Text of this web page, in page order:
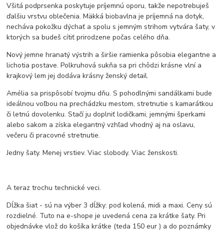
Všitá podprsenka poskytuje príjemnú oporu, takže nepotrebuješ
ďalšiu vrstvu oblečenia. Mäkká biobavlna je príjemná na dotyk,
necháva pokožku dýchať a spolu s jemným strihom vytvára šaty, v
ktorých sa budeš cítiť prirodzene počas celého dňa.
Nový jemne hranatý výstrih a širšie ramienka pôsobia elegantne a
lichotia postave. Polkruhová sukňa sa pri chôdzi krásne vlní a
krajkový lem jej dodáva krásny ženský detail.
Amélia sa prispôsobí tvojmu dňu. S pohodlnými sandálkami bude
ideálnou voľbou na prechádzku mestom, stretnutie s kamarátkou
či letnú dovolenku. Stačí ju doplniť lodičkami, jemnými šperkami
alebo sakom a získa elegantný vzhľad vhodný aj na oslavu,
večeru či pracovné stretnutie.
Jedny šaty. Menej vrstiev. Viac slobody. Viac ženskosti.
A teraz trochu technické veci.
Dĺžka šiat - sú na výber 3 dĺžky: pod kolená, midi a maxi. Ceny sú
rozdielné. Tuto na e-shope je uvedená cena za krátke šaty. Pri
objednávke vlož do košíka krátke (teda 150 eur ) a do poznámky